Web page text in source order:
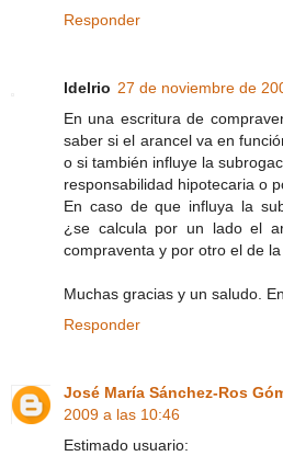
Responder
ldelrio 27 de noviembre de
En una escritura de
saber si el arancel va en
o si también influye la
responsabilidad hipotecaria o
En caso de que influya la
¿se calcula por un lado el
compraventa y por otro el de
Muchas gracias y un saludo.
Responder
José María Sánchez-Ros
2009 a las 10:46
Estimado usuario: